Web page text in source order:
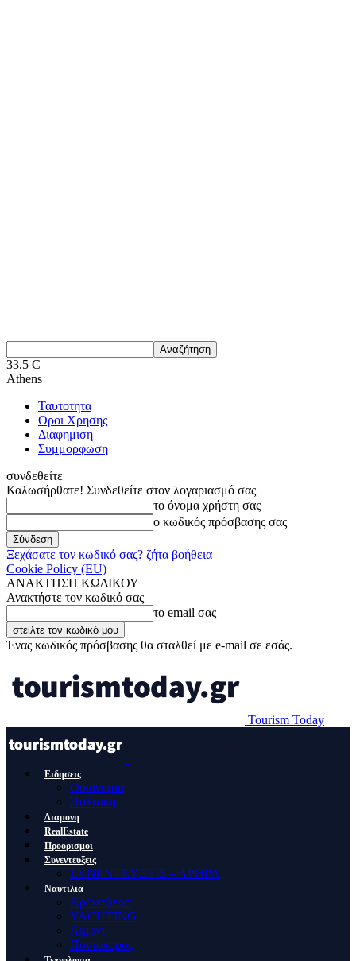
33.5 C
Athens
Ταυτοτητα
Οροι Χρησης
Διαφημιση
Συμμορφωση
συνδεθείτε
Καλωσήρθατε! Συνδεθείτε στον λογαριασμό σας
το όνομα χρήστη σας
ο κωδικός πρόσβασης σας
Ξεχάσατε τον κωδικό σας? ζήτα βοήθεια
Cookie Policy (EU)
ΑΝΑΚΤΗΣΗ ΚΩΔΙΚΟΥ
Ανακτήστε τον κωδικό σας
το email σας
Ένας κωδικός πρόσβασης θα σταλθεί με e-mail σε εσάς.
Tourism Today
Ειδησεις
Οικονομια
Πολιτικη
Διαμονη
RealEstate
Προορισμοι
Συνεντευξεις
ΣΥΝΕΝΤΕΥΞΕΙΣ – ΑΡΘΡΑ
Ναυτιλια
Κρουαζιερα
YACHTING
Λιμανι
Ποντοπορος